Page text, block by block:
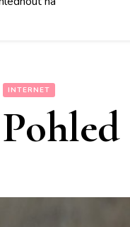
INTERNET